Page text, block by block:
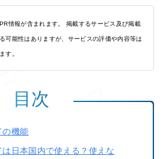
情報が含まれます。 掲載するサービス及び掲載
可能性はありますが、サービスの評価や内容等は
す。
目次
の機能
は日本国内で使える？使えな